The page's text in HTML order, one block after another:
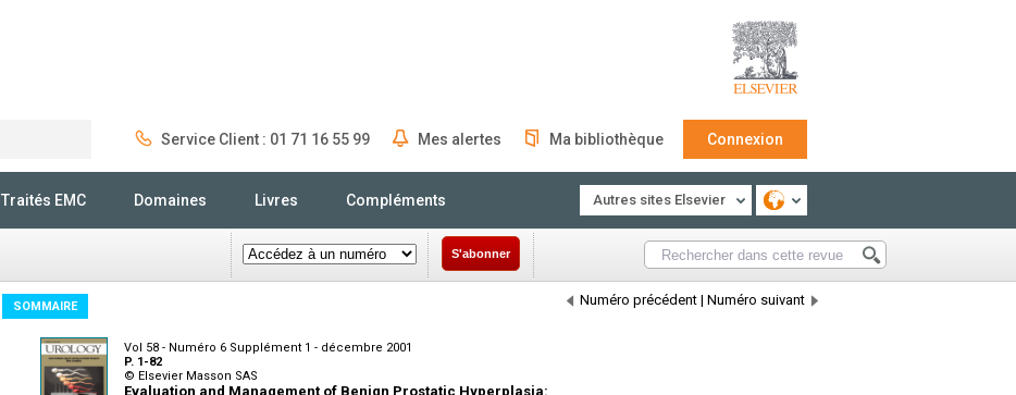
Service Client : 01 71 16 55 99 Mes alertes Ma bibliothèque Connexion
Traités EMC Domaines Livres Compléments Autres sites Elsevier
S'abonner
SOMMAIRE Numéro précédent | Numéro suivant
Vol 58 - Numéro 6 Supplément 1 - décembre 2001
P. 1-82
© Elsevier Masson SAS
Evaluation and Management of Benign Prostatic Hyperplasia: